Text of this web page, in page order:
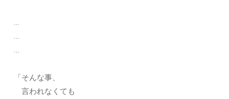
…
…
…
「そんな事、
言われなくても